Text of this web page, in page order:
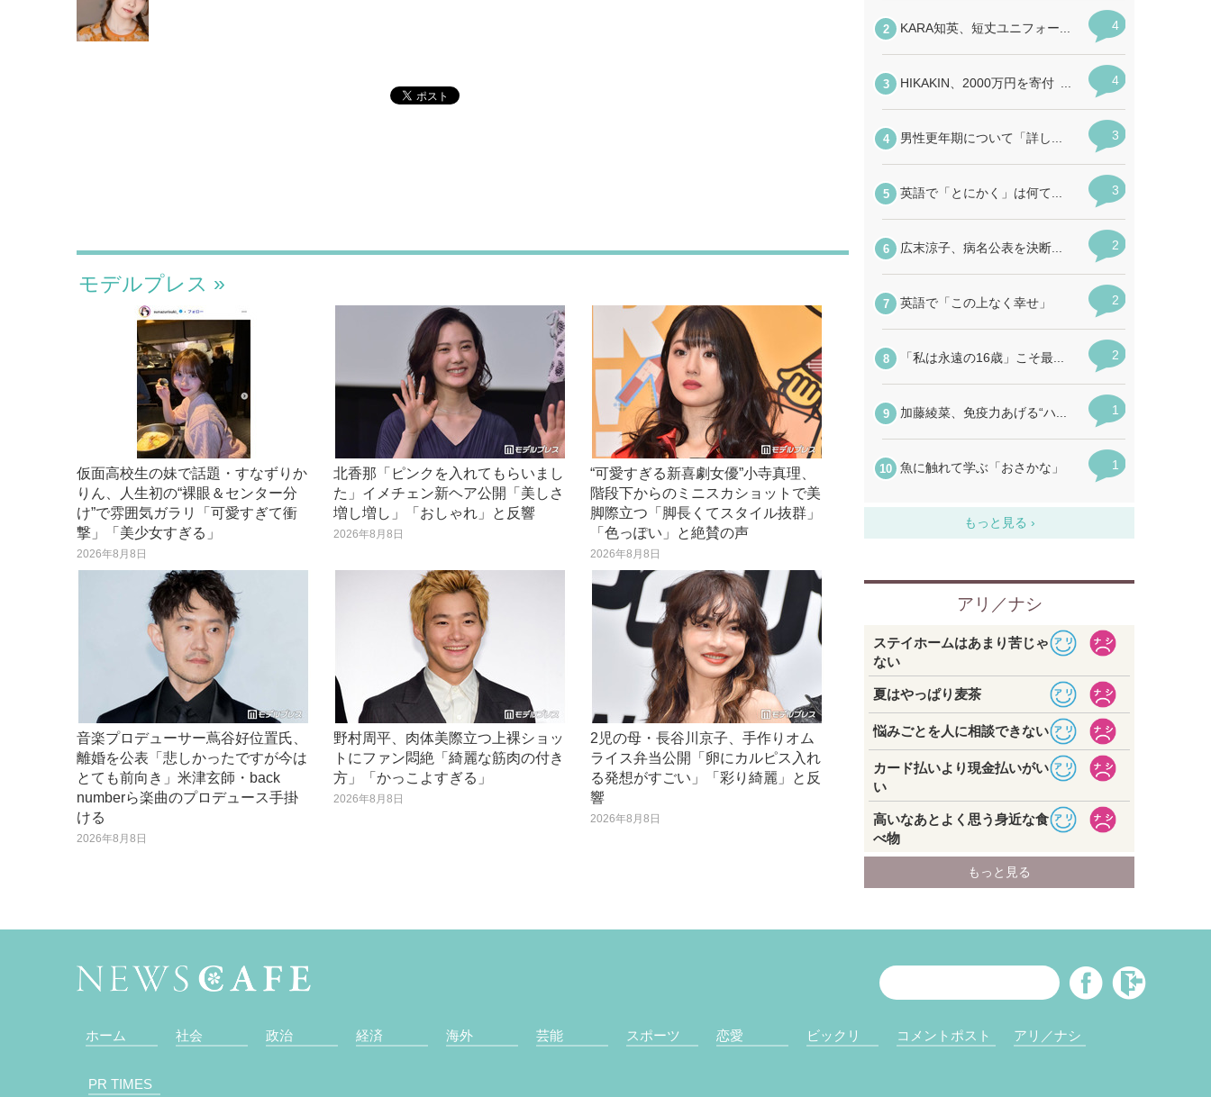
モデルプレス
仮面高校生の妹で話題・すなずりか
りん、人生初の“裸眼＆センター分
け”で雰囲気ガラリ「可愛すぎて衝
撃」「美少女すぎる」
2026年8月8日
北香那「ピンクを入れてもらいまし
た」イメチェン新ヘア公開「美しさ
増し増し」「おしゃれ」と反響
2026年8月8日
“可愛すぎる新喜劇女優”小寺真理、
階段下からのミニスカショットで美
脚際立つ「脚長くてスタイル抜群」
「色っぽい」と絶賛の声
2026年8月8日
音楽プロデューサー蔦谷好位置氏、
離婚を公表「悲しかったですが今は
とても前向き」米津玄師・back
numberら楽曲のプロデュース手掛
ける
2026年8月8日
野村周平、肉体美際立つ上裸ショッ
トにファン悶絶「綺麗な筋肉の付き
方」「かっこよすぎる」
2026年8月8日
2児の母・長谷川京子、手作りオム
ライス弁当公開「卵にカルピス入れ
る発想がすごい」「彩り綺麗」と反
響
2026年8月8日
ホーム 社会 政治 経済 海外 芸能 スポーツ 恋愛 ビックリ コメントポスト アリ／ナシ
PR TIMES